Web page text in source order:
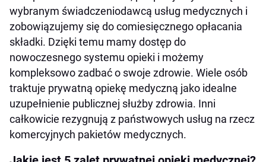
wybranym świadczeniodawcą usług medycznych i
zobowiązujemy się do comiesięcznego opłacania
składki. Dzięki temu mamy dostęp do
nowoczesnego systemu opieki i możemy
kompleksowo zadbać o swoje zdrowie. Wiele osób
traktuje prywatną opiekę medyczną jako idealne
uzupełnienie publicznej służby zdrowia. Inni
całkowicie rezygnują z państwowych usług na rzecz
komercyjnych pakietów medycznych.